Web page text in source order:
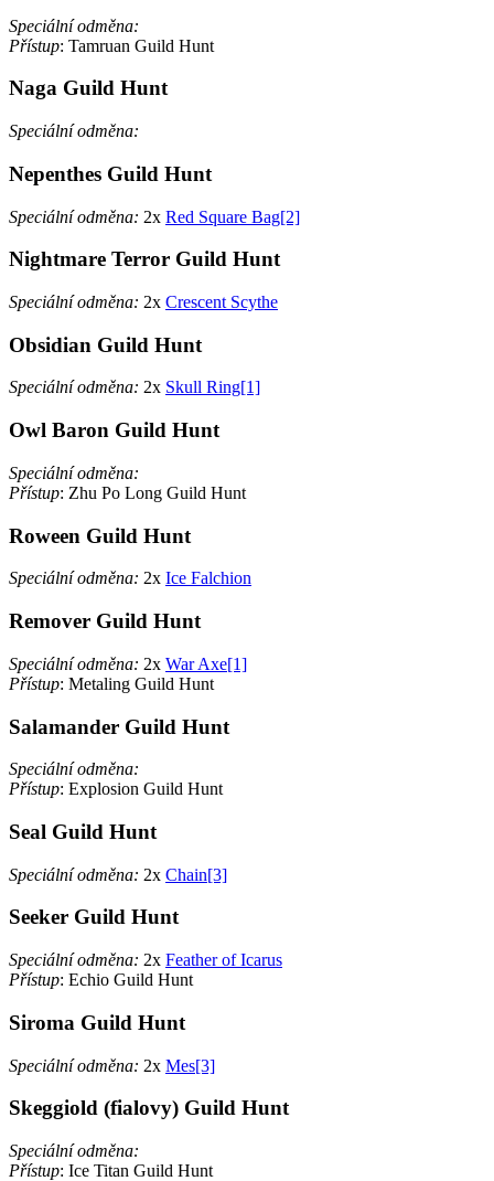
Speciální odměna:
Přístup: Tamruan Guild Hunt
Naga Guild Hunt
Speciální odměna:
Nepenthes Guild Hunt
Speciální odměna: 2x Red Square Bag[2]
Nightmare Terror Guild Hunt
Speciální odměna: 2x Crescent Scythe
Obsidian Guild Hunt
Speciální odměna: 2x Skull Ring[1]
Owl Baron Guild Hunt
Speciální odměna:
Přístup: Zhu Po Long Guild Hunt
Roween Guild Hunt
Speciální odměna: 2x Ice Falchion
Remover Guild Hunt
Speciální odměna: 2x War Axe[1]
Přístup: Metaling Guild Hunt
Salamander Guild Hunt
Speciální odměna:
Přístup: Explosion Guild Hunt
Seal Guild Hunt
Speciální odměna: 2x Chain[3]
Seeker Guild Hunt
Speciální odměna: 2x Feather of Icarus
Přístup: Echio Guild Hunt
Siroma Guild Hunt
Speciální odměna: 2x Mes[3]
Skeggiold (fialovy) Guild Hunt
Speciální odměna:
Přístup: Ice Titan Guild Hunt